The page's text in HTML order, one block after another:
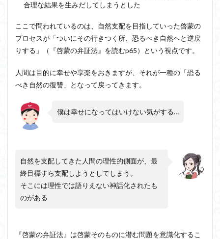
合理な結果を生みだしてしまうとした
ここで問われているのは、自然支配を目指していった啓蒙の
プロセスが「ついにその行きつく所、恐るべき自然へと逆戻
りする」（『啓蒙の弁証法』を読むp65）という視点です。
人間は目的に幸せや享楽をおきますが、それが一種の「恐る
べき自然の復讐」となって戻ってきます。
僕は幸せになってはいけない気がする…
自然を支配してきた人間の理性的側面が、最
終目標すら支配しようとしてしまう。
そこには理性では語りえない神話化されたも
のがある
『啓蒙の弁証法』は啓蒙そのものに潜む問題を意識化するこ